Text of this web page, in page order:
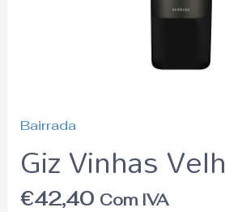
Bairrada
Giz Vinhas
€42,40 Com IVA